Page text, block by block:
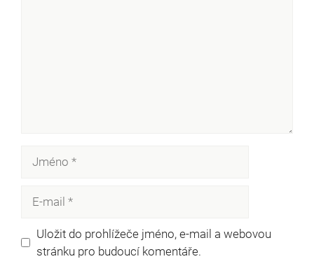
mail
Uložit do prohlížeče jméno, e-mail a webovou
stránku pro budoucí komentáře.